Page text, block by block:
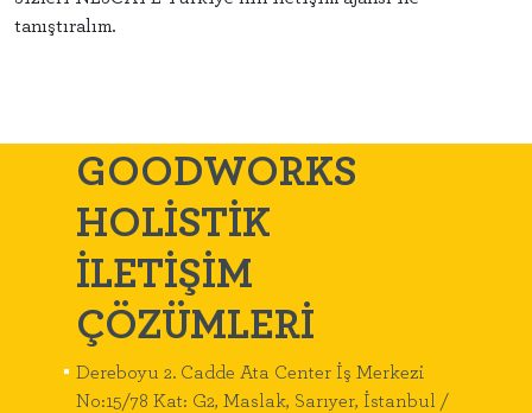
tanıştıralım.
GOODWORKS
HOLİSTİK
İLETİŞİM
ÇÖZÜMLERİ
Dereboyu 2. Cadde Ata Center İş Merkezi
No:15/78 Kat: G2, Maslak, Sarıyer, İstanbul /